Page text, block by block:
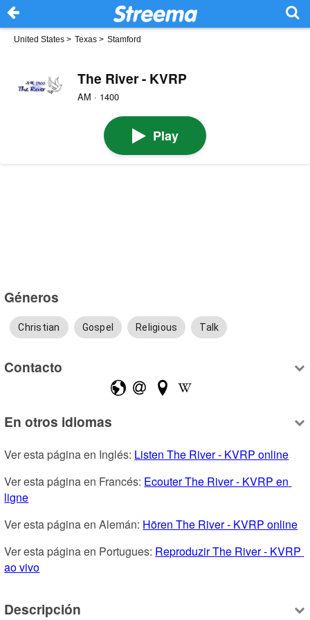
United States > Texas > Stamford
The River - KVRP
AM · 1400
Play
Géneros
Christian Gospel Religious Talk
Contacto
En otros idiomas
Ver esta página en Inglés: Listen The River - KVRP online
Ver esta página en Francés: Ecouter The River - KVRP en
ligne
Ver esta página en Alemán: Hören The River - KVRP online
Ver esta página en Portugues: Reproduzir The River - KVRP
ao vivo
Descripción